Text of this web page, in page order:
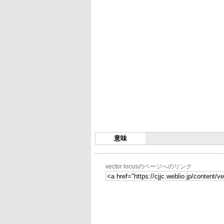
意味
vector locusのページへのリンク